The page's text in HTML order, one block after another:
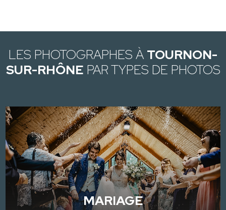
LES PHOTOGRAPHES À TOURNON-
SUR-RHÔNE PAR TYPES DE PHOTOS
MARIAGE